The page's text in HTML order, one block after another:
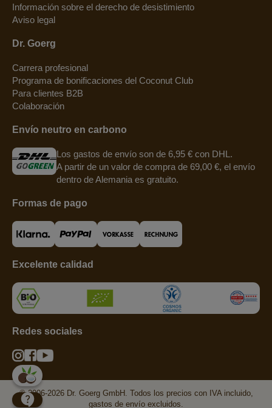
Información sobre el derecho de desistimiento
Aviso legal
Dr. Goerg
Carrera profesional
Programa de bonificaciones del Coconut Club
Para clientes B2B
Colaboración
Envío neutro en carbono
Los gastos de envío son de 6,95 € con DHL.
A partir de un valor de compra de 69,00 €, el envío
dentro de Alemania es gratuito.
Formas de pago
Excelente calidad
Redes sociales
© 2006-2026 Dr. Goerg GmbH. Todos los precios con IVA incluido,
gastos de envío excluidos.